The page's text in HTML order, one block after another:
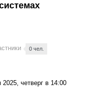
0 чел.
четверг в 14:00